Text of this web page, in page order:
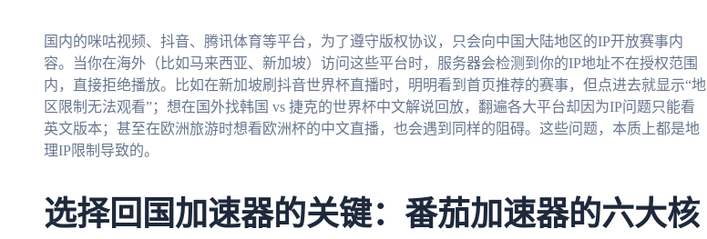
国内的咪咕视频、抖音、腾讯体育等平台，为了遵守版权协议，只会向中国大陆地区的IP开放赛事内
容。当你在海外（比如马来西亚、新加坡）访问这些平台时，服务器会检测到你的IP地址不在授权范围
内，直接拒绝播放。比如在新加坡刷抖音世界杯直播时，明明看到首页推荐的赛事，但点进去就显示“地
区限制无法观看”；想在国外找韩国 vs 捷克的世界杯中文解说回放，翻遍各大平台却因为IP问题只能看
英文版本；甚至在欧洲旅游时想看欧洲杯的中文直播，也会遇到同样的阻碍。这些问题，本质上都是地
理IP限制导致的。
选择回国加速器的关键：番茄加速器的六大核